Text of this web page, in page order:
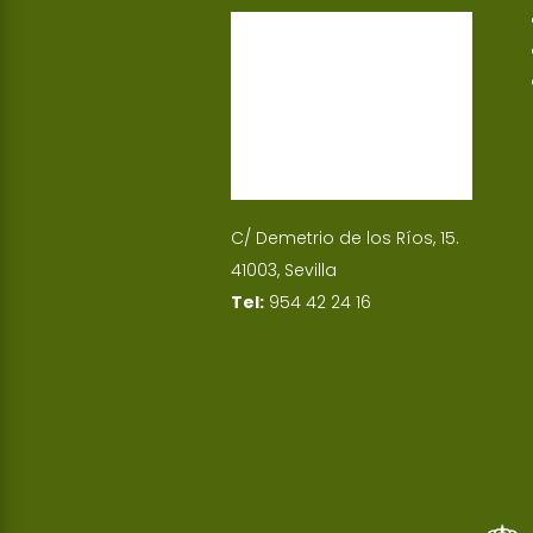
C/ Demetrio de los Ríos, 15.
41003, Sevilla
Tel: 954 42 24 16